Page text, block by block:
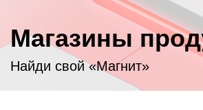
«Магнит» – один
Магазины
Найди свой «Магнит»